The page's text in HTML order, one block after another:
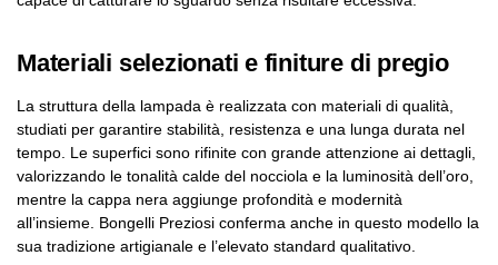
Materiali selezionati e finiture di pregio
La struttura della lampada è realizzata con materiali di qualità,
studiati per garantire stabilità, resistenza e una lunga durata nel
tempo. Le superfici sono rifinite con grande attenzione ai dettagli,
valorizzando le tonalità calde del nocciola e la luminosità dell’oro,
mentre la cappa nera aggiunge profondità e modernità
all’insieme. Bongelli Preziosi conferma anche in questo modello la
sua tradizione artigianale e l’elevato standard qualitativo.